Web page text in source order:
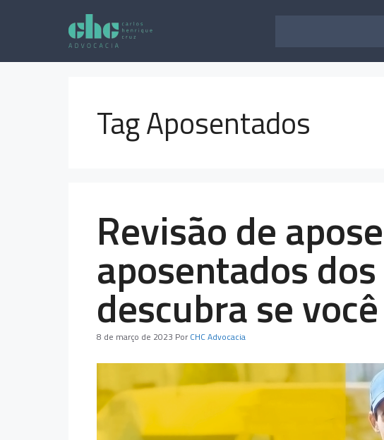
Tag Aposentados
Revisão de
aposentados
descubra se
8 de março de 2023 Por CHC Advocacia